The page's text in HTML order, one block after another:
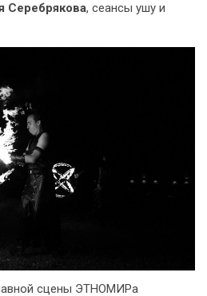
Серебрякова, сеансы ушу и
сцены ЭТНОМИРа